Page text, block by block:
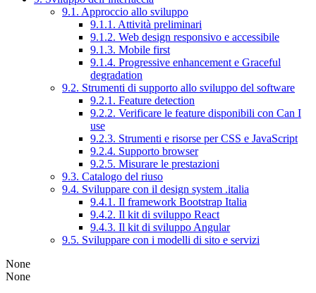
9.1. Approccio allo sviluppo
9.1.1. Attività preliminari
9.1.2. Web design responsivo e accessibile
9.1.3. Mobile first
9.1.4. Progressive enhancement e Graceful
degradation
9.2. Strumenti di supporto allo sviluppo del software
9.2.1. Feature detection
9.2.2. Verificare le feature disponibili con Can I
use
9.2.3. Strumenti e risorse per CSS e JavaScript
9.2.4. Supporto browser
9.2.5. Misurare le prestazioni
9.3. Catalogo del riuso
9.4. Sviluppare con il design system .italia
9.4.1. Il framework Bootstrap Italia
9.4.2. Il kit di sviluppo React
9.4.3. Il kit di sviluppo Angular
9.5. Sviluppare con i modelli di sito e servizi
None
None